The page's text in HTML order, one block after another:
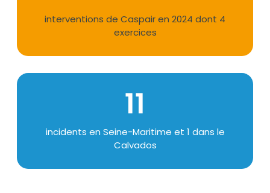
Texteinterventions de Caspair en 2024 dont 4
exercices
11
Texteincidents en Seine-Maritime et 1 dans le
Calvados